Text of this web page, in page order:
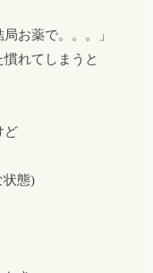
お薬で。。。」
れてしまうと
ど
状態)